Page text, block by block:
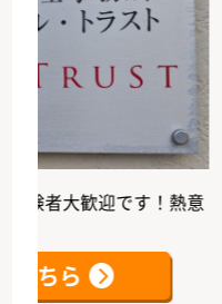
大歓迎です！熱意